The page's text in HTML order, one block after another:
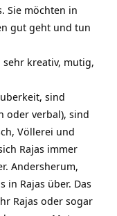
Sie möchten in
gut geht und tun
sehr kreativ, mutig,
sind
oder verbal), sind
Völlerei und
Rajas immer
Andersherum,
in Rajas über. Das
Rajas oder sogar